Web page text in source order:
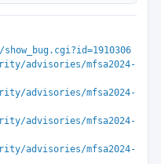
advisories/mfsa2024-
advisories/mfsa2024-
advisories/mfsa2024-
advisories/mfsa2024-